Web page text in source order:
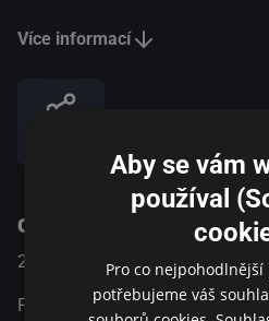
Godarda vyvolá hluboké
ho zásadně promění: ze
maoistický umělec stojící mimo
soutěž 2017 César, Nominace |
herec, Nejlepší adaptovaný
Nejlepší dekorace 2018 Ceny
Více informací
O pořadu
2017 Francie Životopisný /
Paříž, rok 1967. Jean-Luc
Aby se vám
používal
Pro co
potřebujeme váš